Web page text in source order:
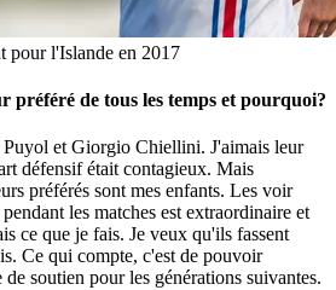
pour l'Islande en 2017
préféré de tous les temps et pourquoi?
Puyol et Giorgio Chiellini. J'aimais leur
défensif était contagieux. Mais
préférés sont mes enfants. Les voir
les matches est extraordinaire et
ce que je fais. Je veux qu'ils fassent
Ce qui compte, c'est de pouvoir
soutien pour les générations suivantes.